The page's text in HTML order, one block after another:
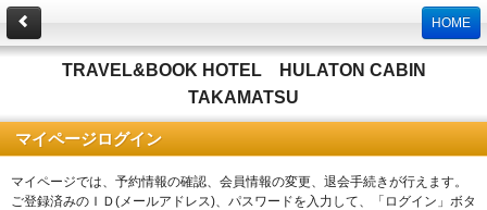
HOME
TRAVEL&BOOK HOTEL HULATON CABIN
TAKAMATSU
マイページログイン
マイページでは、予約情報の確認、会員情報の変更、退会手続きが行えます。
ご登録済みのＩＤ(メールアドレス)、パスワードを入力して、「ログイン」ボタ